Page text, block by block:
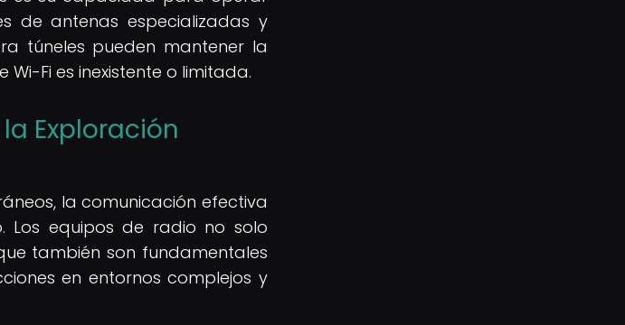
de antenas especializadas y
túneles pueden mantener la
Fi es inexistente o limitada.
Exploración
la comunicación efectiva
equipos de radio no solo
también son fundamentales
en entornos complejos y